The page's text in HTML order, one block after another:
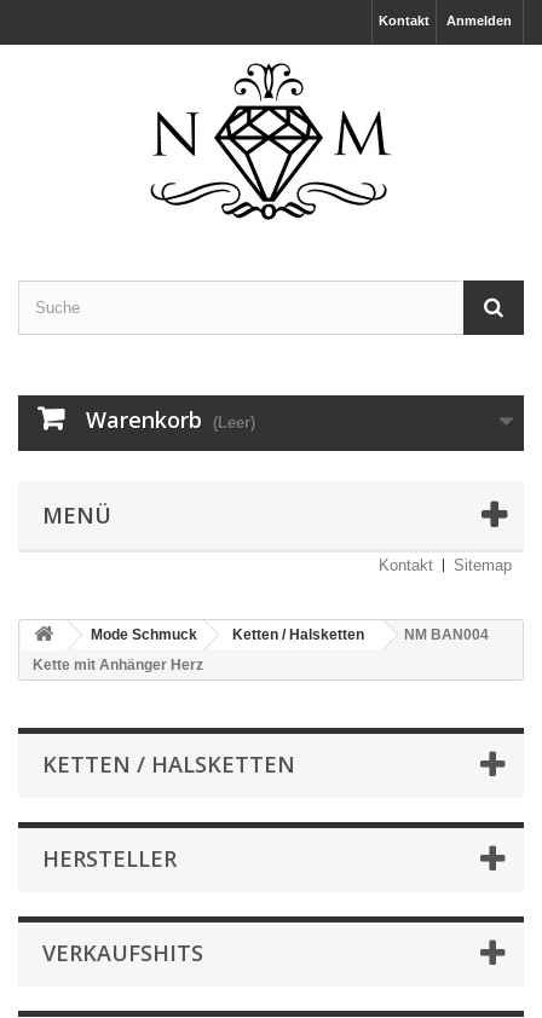
Anmelden
Kontakt
Warenkorb (Leer)
MENÜ
Kontakt Sitemap
Mode Schmuck Ketten / Halsketten
NM BAN004
Kette mit Anhänger Herz
KETTEN / HALSKETTEN
HERSTELLER
VERKAUFSHITS